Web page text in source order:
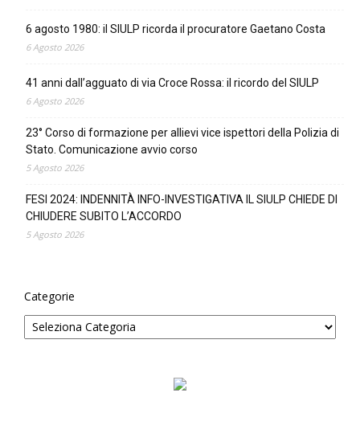
6 agosto 1980: il SIULP ricorda il procuratore Gaetano Costa
6 Agosto 2026
41 anni dall’agguato di via Croce Rossa: il ricordo del SIULP
6 Agosto 2026
23° Corso di formazione per allievi vice ispettori della Polizia di
Stato. Comunicazione avvio corso
5 Agosto 2026
FESI 2024: INDENNITÀ INFO-INVESTIGATIVA IL SIULP CHIEDE DI
CHIUDERE SUBITO L’ACCORDO
5 Agosto 2026
Categorie